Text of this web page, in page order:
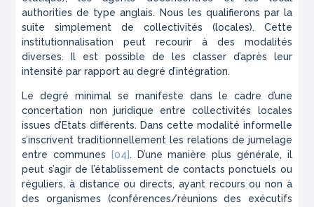
authorities de type anglais. Nous les qualifierons par la
suite simplement de collectivités (locales). Cette
institutionnalisation peut recourir à des modalités
diverses. Il est possible de les classer d’après leur
intensité par rapport au degré d’intégration.
Le degré minimal se manifeste dans le cadre d’une
concertation non juridique entre collectivités locales
issues d’Etats différents. Dans cette modalité informelle
s’inscrivent traditionnellement les relations de jumelage
entre communes
[04]. D’une manière plus générale, il
peut s’agir de l’établissement de contacts ponctuels ou
réguliers, à distance ou directs, ayant recours ou non à
des organismes (conférences/réunions des exécutifs